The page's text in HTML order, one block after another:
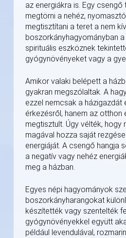
az energiákra is. Egy csengő
megtörni a nehéz,
megtisztítani a teret a nem
boszorkányhagyományban
spirituális eszköznek
gyógynövényeket vagy a
Amikor valaki belépett a
gyakran megszólaltak. A
ezzel nemcsak a házigazdát
érkezésről, hanem az otthon
megtisztult. Úgy vélték, hogy
magával hozza saját
energiáját. A csengő hangja
a negatív vagy nehéz
meg a házban.
Egyes népi hagyományok
boszorkányharangokat
készítették vagy szentelték
gyógynövényekkel együtt
például levendulával,